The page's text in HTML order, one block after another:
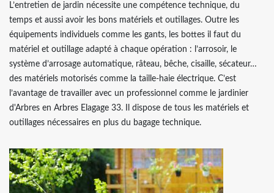
L’entretien de jardin nécessite une compétence technique, du
temps et aussi avoir les bons matériels et outillages. Outre les
équipements individuels comme les gants, les bottes il faut du
matériel et outillage adapté à chaque opération : l’arrosoir, le
système d’arrosage automatique, râteau, bêche, cisaille, sécateur…
des matériels motorisés comme la taille-haie électrique. C’est
l’avantage de travailler avec un professionnel comme le jardinier
d'Arbres en Arbres Elagage 33. Il dispose de tous les matériels et
outillages nécessaires en plus du bagage technique.